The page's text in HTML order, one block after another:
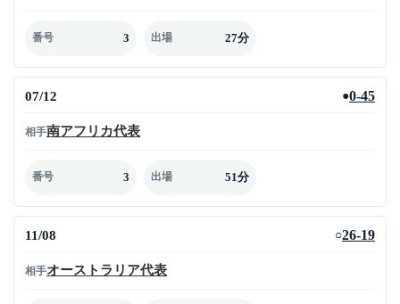
番号 3 出場 27分
07/12 ●0-45
相手南アフリカ代表
番号 3 出場 51分
11/08 ○26-19
相手オーストラリア代表